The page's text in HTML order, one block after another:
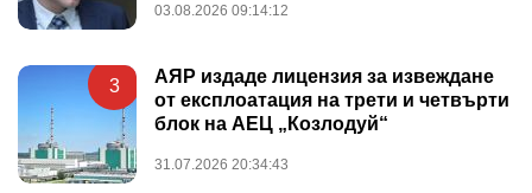
03.08.2026 09:14:12
3
АЯР издаде лицензия за извеждане
от експлоатация на трети и четвърти
блок на АЕЦ „Козлодуй“
31.07.2026 20:34:43